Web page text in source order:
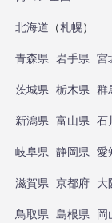
北海道 （札幌）
青森県 岩手県 宮
茨城県 栃木県 群
新潟県 富山県 石
岐阜県 静岡県 愛
滋賀県 京都府 大
鳥取県 島根県 岡